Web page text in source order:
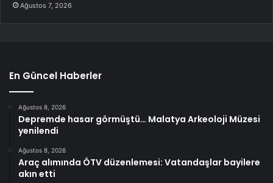
Ağustos 7, 2026
En Güncel Haberler
Ağustos 8, 2026
Depremde hasar görmüştü… Malatya Arkeoloji Müzesi
yenilendi
Ağustos 8, 2026
Araç alımında ÖTV düzenlemesi: Vatandaşlar bayilere
akın etti